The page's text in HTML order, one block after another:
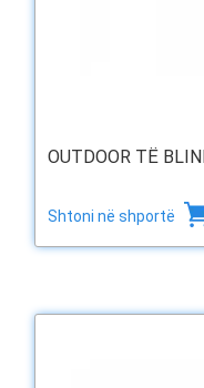
OUTDOOR TË
Shtoni në shportë